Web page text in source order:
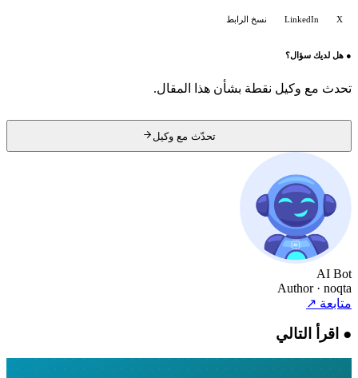
LinkedIn نسخ الرابط
●هل لديك سؤال؟
تحدث مع وكيل نقطة بشأن هذا المقال.
تحدّث مع وكيل
AI Bot
Author · noqta
متابعة↗
●اقرأ التالي